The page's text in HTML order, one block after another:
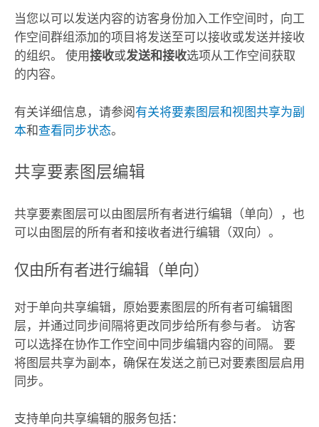
当您以可以发送内容的访客身份加入工作空间时，向工
作空间群组添加的项目将发送至可以接收或发送并接收
的组织。 使用接收或发送和接收选项从工作空间获取
的内容。
有关详细信息，请参阅有关将要素图层和视图共享为副
本和查看同步状态。
共享要素图层编辑
共享要素图层可以由图层所有者进行编辑（单向），也
可以由图层的所有者和接收者进行编辑（双向）。
仅由所有者进行编辑（单向）
对于单向共享编辑，原始要素图层的所有者可编辑图
层，并通过同步间隔将更改同步给所有参与者。 访客
可以选择在协作工作空间中同步编辑内容的间隔。 要
将图层共享为副本，确保在发送之前已对要素图层启用
同步。
支持单向共享编辑的服务包括：